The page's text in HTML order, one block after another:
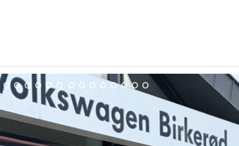
4 5 10 11 12 13 14 15 16 17